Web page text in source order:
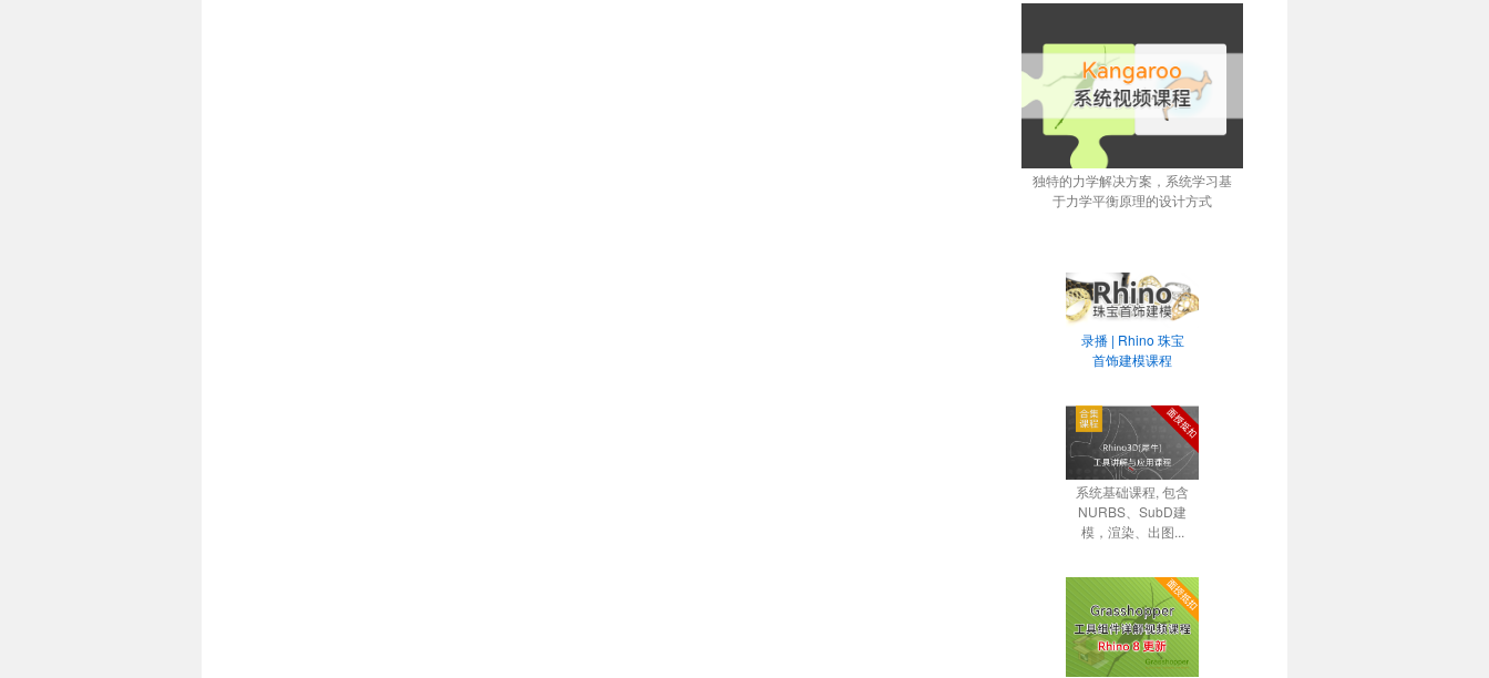
独特的力学解决方案，系统学习基
于力学平衡原理的设计方式
录播 | Rhino 珠宝
首饰建模课程
系统基础课程, 包含
NURBS、SubD建
模，渲染、出图...